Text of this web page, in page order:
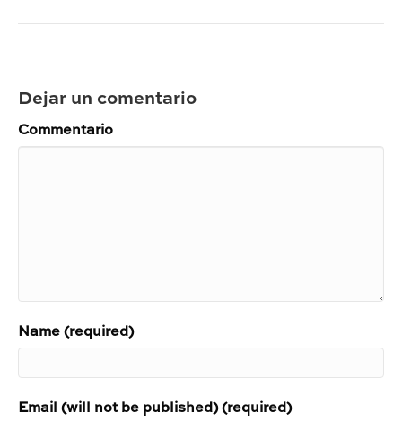
Dejar un comentario
Commentario
Name (required)
Email (will not be published) (required)